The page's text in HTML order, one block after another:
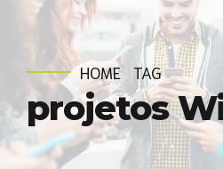
HOME TAG
projetos